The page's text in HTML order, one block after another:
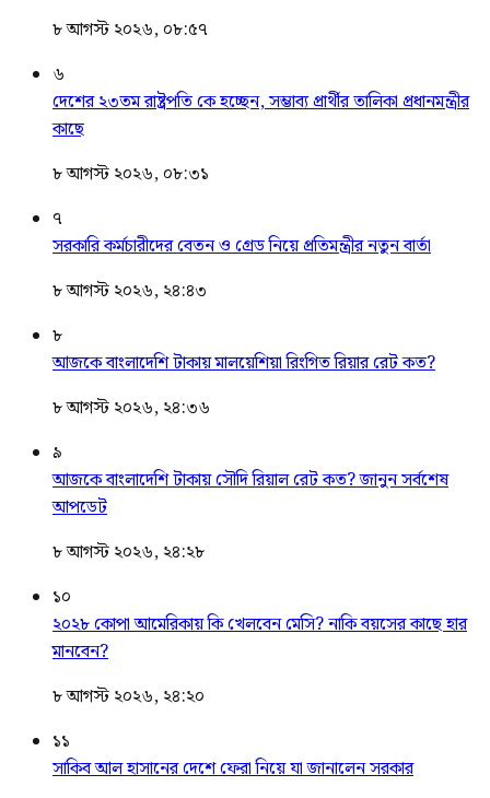
৮ আগস্ট ২০২৬, ০৮:৫৭
৬
দেশের ২৩তম রাষ্ট্রপতি কে হচ্ছেন, সম্ভাব্য প্রার্থীর তালিকা প্রধানমন্ত্রীর
কাছে
৮ আগস্ট ২০২৬, ০৮:৩১
৭
সরকারি কর্মচারীদের বেতন ও গ্রেড নিয়ে প্রতিমন্ত্রীর নতুন বার্তা
৮ আগস্ট ২০২৬, ২৪:৪৩
৮
আজকে বাংলাদেশি টাকায় মালয়েশিয়া রিংগিত রিয়ার রেট কত?
৮ আগস্ট ২০২৬, ২৪:৩৬
৯
আজকে বাংলাদেশি টাকায় সৌদি রিয়াল রেট কত? জানুন সর্বশেষ
আপডেট
৮ আগস্ট ২০২৬, ২৪:২৮
১০
২০২৮ কোপা আমেরিকায় কি খেলবেন মেসি? নাকি বয়সের কাছে হার
মানবেন?
৮ আগস্ট ২০২৬, ২৪:২০
১১
সাকিব আল হাসানের দেশে ফেরা নিয়ে যা জানালেন সরকার